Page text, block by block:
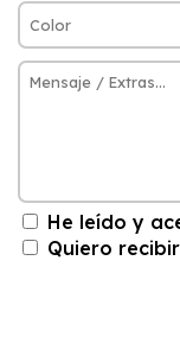
He leído y
Quiero